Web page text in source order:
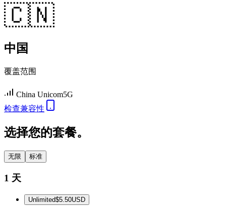
🇨🇳
中国
覆盖范围
China Unicom5G
检查兼容性
选择您的套餐。
无限 标准
1 天
Unlimited$5.50USD